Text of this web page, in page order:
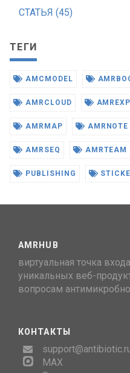
СТАТЬЯ (45)
ТЕГИ
AMCMODEL
AMRCLOUD
AMRMAP AMRNOTE
AMRSEQ AMRTEAM
PUBLISHING
AMRHUB
виртуальная точка
уникальных веб-
вопросам
КОНТАКТЫ
MAX